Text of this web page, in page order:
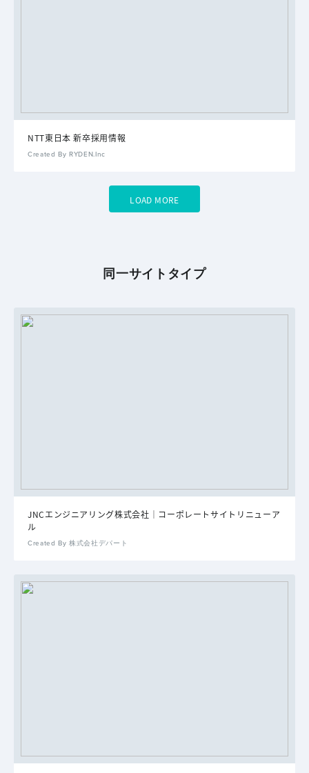
NTT東日本 新卒採用情報
Created By RYDEN.Inc
LOAD MORE
同一サイトタイプ
JNCエンジニアリング株式会社｜コーポレートサイトリニューア
ル
Created By 株式会社デパート